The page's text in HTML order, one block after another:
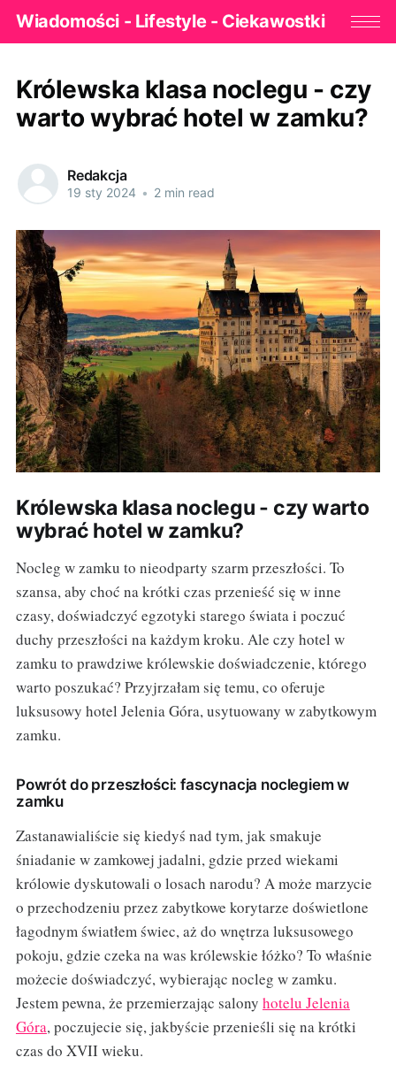
Wiadomości - Lifestyle - Ciekawostki
Królewska klasa noclegu - czy
warto wybrać hotel w zamku?
Redakcja
19 sty 2024 • 2 min read
Królewska klasa noclegu - czy warto
wybrać hotel w zamku?
Nocleg w zamku to nieodparty szarm przeszłości. To
szansa, aby choć na krótki czas przenieść się w inne
czasy, doświadczyć egzotyki starego świata i poczuć
duchy przeszłości na każdym kroku. Ale czy hotel w
zamku to prawdziwe królewskie doświadczenie, którego
warto poszukać? Przyjrzałam się temu, co oferuje
luksusowy hotel Jelenia Góra, usytuowany w zabytkowym
zamku.
Powrót do przeszłości: fascynacja noclegiem w
zamku
Zastanawialiście się kiedyś nad tym, jak smakuje
śniadanie w zamkowej jadalni, gdzie przed wiekami
królowie dyskutowali o losach narodu? A może marzycie
o przechodzeniu przez zabytkowe korytarze doświetlone
łagodnym światłem świec, aż do wnętrza luksusowego
pokoju, gdzie czeka na was królewskie łóżko? To właśnie
możecie doświadczyć, wybierając nocleg w zamku.
Jestem pewna, że przemierzając salony hotelu Jelenia
Góra, poczujecie się, jakbyście przenieśli się na krótki
czas do XVII wieku.